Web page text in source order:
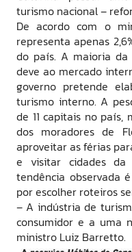
turismo nacional –
De acordo com o
representa apenas
do país. A maioria
deve ao mercado
governo pretende
turismo interno. A
de 11 capitais no
dos moradores de
aproveitar as férias
e visitar cidades da
tendência observada
por escolher roteiros
– A indústria de
consumidor e a uma
ministro Luiz Barretto.